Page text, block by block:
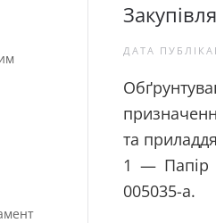
ДАТА
та
1 — Папір
005035-a.